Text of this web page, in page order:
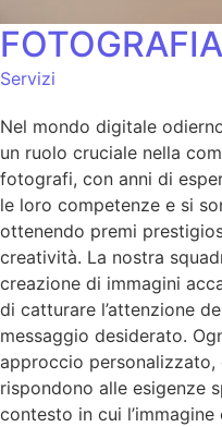
FOTOGRAFIA
Servizi
Nel mondo digitale
un ruolo cruciale nella
fotografi, con anni di
le loro competenze e si
ottenendo premi
creatività. La nostra
creazione di immagini
di catturare l’attenzione
messaggio desiderato.
approccio
rispondono alle esigenze
contesto in cui